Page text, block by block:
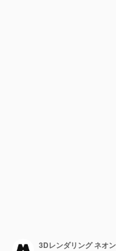
3Dレンダリング ネオ